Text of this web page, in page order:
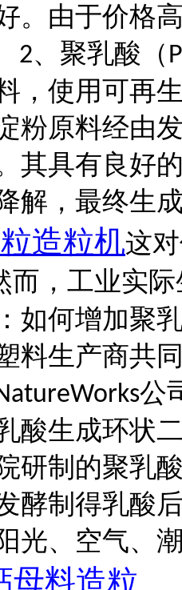
。由于价格
2、聚乳酸（
，使用可再
粉原料经由
其具有良好
解，最终生
造粒机这
而，工业实
如何增加聚
料生产商共
公
酸生成环状
研制的聚乳
酵制得乳酸
光、空气、
母料造粒